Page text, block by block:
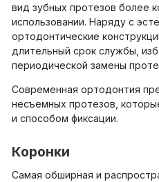
вид зубных протезов более
использовании. Наряду с
ортодонтические
длительный срок службы,
периодической замены
Современная ортодонтия
несъемных протезов,
и способом фиксации.
Коронки
Самая обширная и